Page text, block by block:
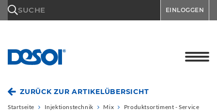
SUCHE EINLOGGEN
ZURÜCK ZUR ARTIKELÜBERSICHT
Startseite Injektionstechnik Mix
Produktsortiment - Service